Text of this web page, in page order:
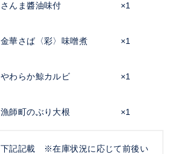
さんま醬油味付 ×1
金華さば〈彩〉味噌煮 ×1
やわらか鯨カルビ ×1
漁師町のぶり大根 ×1
下記記載 ※在庫状況に応じて前後い